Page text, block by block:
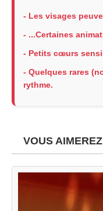
- Les visages
- ...Certaines
- Petits cœurs
- Quelques rares
rythme.
VOUS